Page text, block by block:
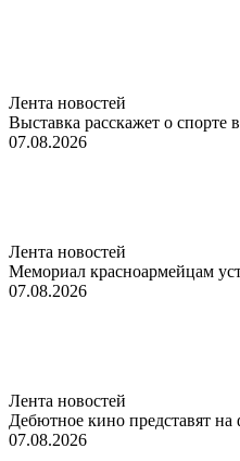
Лента новостей
Выставка расскажет о спорте
07.08.2026
Лента новостей
Мемориал красноармейцам
07.08.2026
Лента новостей
Дебютное кино представят на
07.08.2026